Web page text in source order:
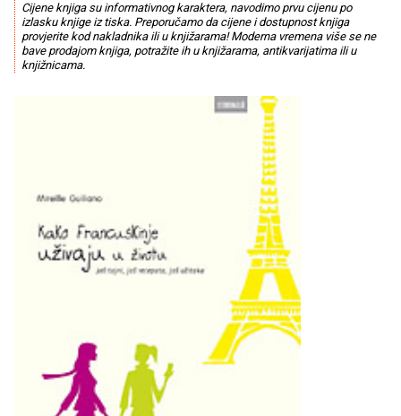
Cijene knjiga su informativnog karaktera, navodimo prvu cijenu po
izlasku knjige iz tiska. Preporučamo da cijene i dostupnost knjiga
provjerite kod nakladnika ili u knjižarama! Moderna vremena više se ne
bave prodajom knjiga, potražite ih u knjižarama, antikvarijatima ili u
knjižnicama.